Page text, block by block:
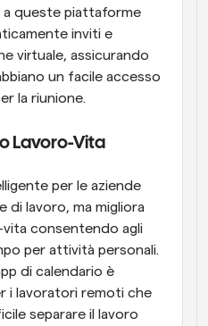
queste piattaforme
inviti e
virtuale, assicurando
un facile accesso
la riunione.
Lavoro-Vita
per le aziende
di lavoro, ma migliora
consentendo agli
per attività personali.
di calendario è
i lavoratori remoti che
separare il lavoro